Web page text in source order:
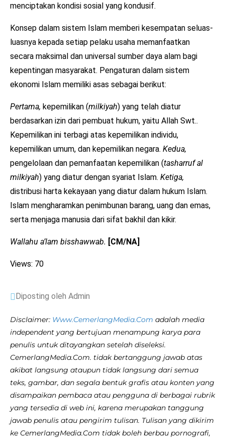
menciptakan kondisi sosial yang kondusif.
Konsep dalam sistem Islam memberi kesempatan seluas-
luasnya kepada setiap pelaku usaha memanfaatkan
secara maksimal dan universal sumber daya alam bagi
kepentingan masyarakat. Pengaturan dalam sistem
ekonomi Islam memiliki asas sebagai berikut:
Pertama, kepemilikan (milkiyah) yang telah diatur
berdasarkan izin dari pembuat hukum, yaitu Allah Swt..
Kepemilikan ini terbagi atas kepemilikan individu,
kepemilikan umum, dan kepemilikan negara. Kedua,
pengelolaan dan pemanfaatan kepemilikan (tasharruf al
milkiyah) yang diatur dengan syariat Islam. Ketiga,
distribusi harta kekayaan yang diatur dalam hukum Islam.
Islam mengharamkan penimbunan barang, uang dan emas,
serta menjaga manusia dari sifat bakhil dan kikir.
Wallahu a’lam bisshawwab. [CM/NA]
Views: 70
Diposting oleh Admin
Disclaimer: Www.CemerlangMedia.Com adalah media
independent yang bertujuan menampung karya para
penulis untuk ditayangkan setelah diseleksi.
CemerlangMedia.Com. tidak bertanggung jawab atas
akibat langsung ataupun tidak langsung dari semua
teks, gambar, dan segala bentuk grafis atau konten yang
disampaikan pembaca atau pengguna di berbagai rubrik
yang tersedia di web ini, karena merupakan tanggung
jawab penulis atau pengirim tulisan. Tulisan yang dikirim
ke CemerlangMedia.Com tidak boleh berbau pornografi,